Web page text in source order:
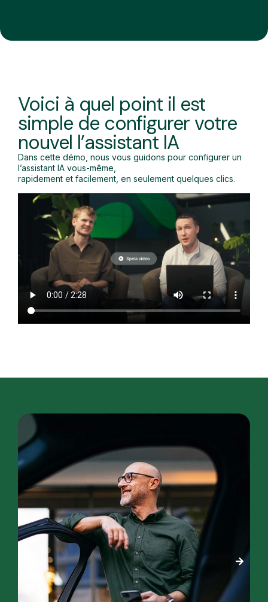
Voici à quel point il est
simple de configurer votre
nouvel l’assistant IA
Dans cette démo, nous vous guidons pour configurer un
l’assistant IA vous-même,
rapidement et facilement, en seulement quelques clics.